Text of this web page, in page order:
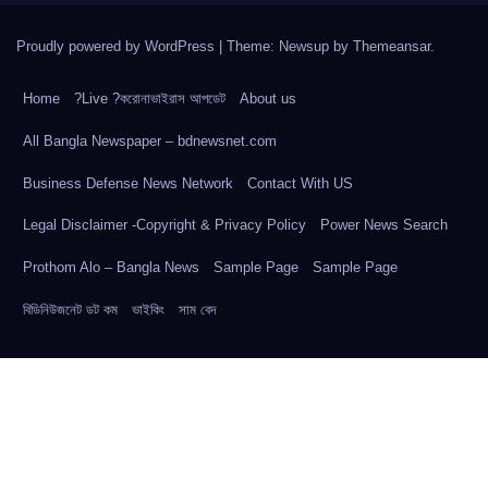
Proudly powered by WordPress | Theme: Newsup by Themeansar.
Home ?Live ?করোনাভাইরাস আপডেট About us
All Bangla Newspaper – bdnewsnet.com
Business Defense News Network Contact With US
Legal Disclaimer -Copyright & Privacy Policy Power News Search
Prothom Alo – Bangla News Sample Page Sample Page
বিডিনিউজনেট ডট কম ভাইকিং সাম বেদ